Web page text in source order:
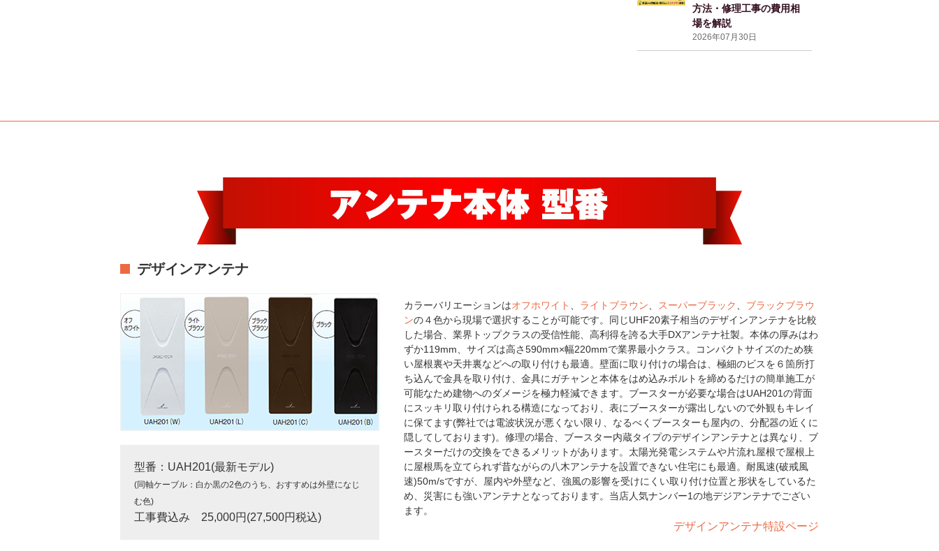
方法・修理工事の費用相
場を解説
2026年07月30日
デザインアンテナ
型番：UAH201(最新モデル)
(同軸ケーブル：白か黒の2色のうち、おすすめは外壁になじ
む色)
工事費込み 25,000円(27,500円税込)
カラーバリエーションはオフホワイト ライトブラウン スーパーブラック
ブラックブラウ
ンの４色から現場で選択することが可能です。同じUHF20素子相当のデザインアンテナを比較
した場合、業界トップクラスの受信性能、高利得を誇る大手DXアンテナ社製。本体の厚みはわ
ずか119mm、サイズは高さ590mm×幅220mmで業界最小クラス。コンパクトサイズのため狭
い屋根裏や天井裏などへの取り付けも最適。壁面に取り付けの場合は、極細のビスを６箇所打
ち込んで金具を取り付け、金具にガチャンと本体をはめ込みボルトを締めるだけの簡単施工が
可能なため建物へのダメージを極力軽減できます。ブースターが必要な場合はUAH201の背面
にスッキリ取り付けられる構造になっており、表にブースターが露出しないので外観もキレイ
に保てます(弊社では電波状況が悪くない限り、なるべくブースターも屋内の、分配器の近くに
隠してしております)。修理の場合、ブースター内蔵タイプのデザインアンテナとは異なり、ブ
ースターだけの交換をできるメリットがあります。太陽光発電システムや片流れ屋根で屋根上
に屋根馬を立てられず昔ながらの八木アンテナを設置できない住宅にも最適。耐風速(破戒風
速)50m/sですが、屋内や外壁など、強風の影響を受けにくい取り付け位置と形状をしているた
め、災害にも強いアンテナとなっております。当店人気ナンバー1の地デジアンテナでござい
ます。
デザインアンテナ特設ページ